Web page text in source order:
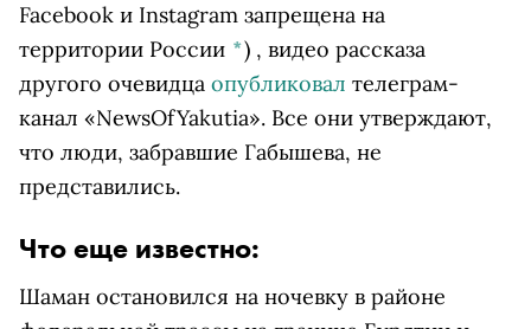
Facebook и Instagram запрещена на
территории России *) , видео рассказа
другого очевидца опубликовал телеграм-
канал «NewsOfYakutia». Все они утверждают,
что люди, забравшие Габышева, не
представились.
Что еще известно:
Шаман остановился на ночевку в районе